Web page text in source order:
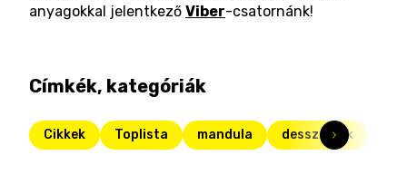
anyagokkal jelentkező Viber-csatornánk!
Címkék, kategóriák
Cikkek Toplista mandula desszertek